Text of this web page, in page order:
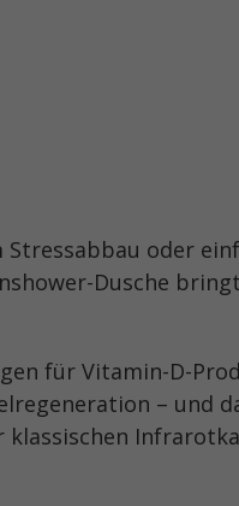
oder
Dusche
für Vitamin-D-
– und
klassischen